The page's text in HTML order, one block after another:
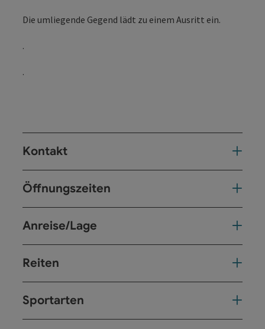
Die umliegende Gegend lädt zu einem Ausritt ein.
.
.
Kontakt
Öffnungszeiten
Anreise/Lage
Reiten
Sportarten